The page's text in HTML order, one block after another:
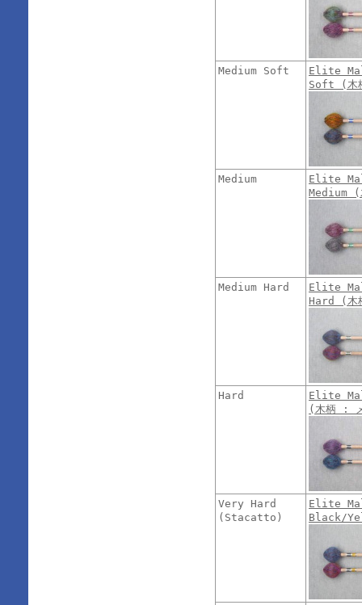
Medium Soft
Elite
Soft (木
Medium
Elite
Medium
Medium Hard
Elite
Hard (木
Hard
Elite
(木柄 :
Very Hard
(Stacatto)
Elite
Black/